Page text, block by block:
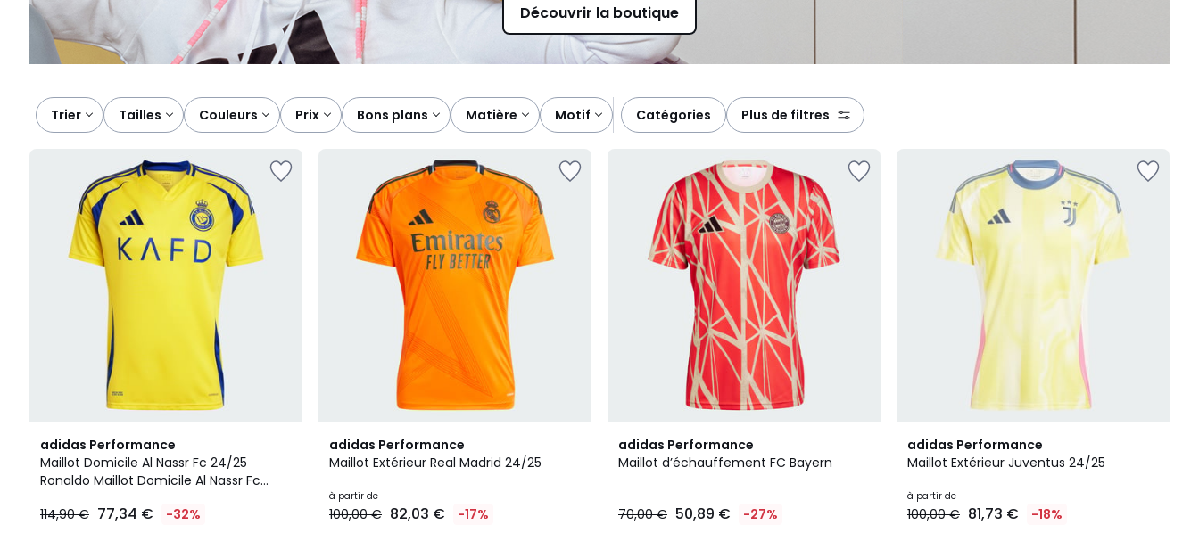
Découvrir la boutique
Trier tailles couleurs prix bons plans matière motif catégories plus de filtres
adidas Performance
Maillot Domicile Al Nassr Fc 24/25
Ronaldo Maillot Domicile Al Nassr Fc
€
114,90 € 77,34 € -32%
5
/
5
adidas Performance
Maillot Extérieur Real Madrid 24/25
à partir de
100,00 € 82,03 € -17%
4,9
/ 5
2
Couleurs
adidas Performance
Maillot d’échauffement FC Bayern
70,00 € 50,89 € -27%
5
/
adidas Performance
Maillot Extérieur Juventus 24/25
à partir de
100,00 € 81,73 € -18%
5
/